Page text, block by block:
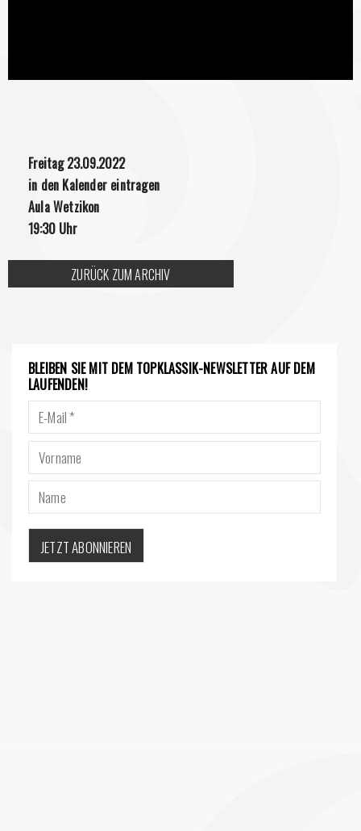
Freitag 23.09.2022
in den Kalender eintragen
Aula Wetzikon
19:30 Uhr
ZURÜCK ZUM ARCHIV
BLEIBEN SIE MIT DEM TOPKLASSIK-NEWSLETTER AUF DEM
LAUFENDEN!